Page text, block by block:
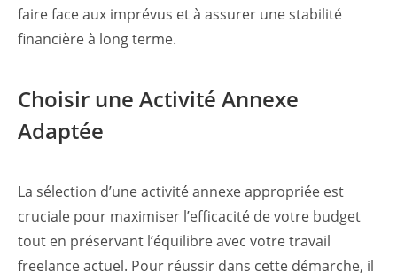
faire face aux imprévus et à assurer une stabilité
financière à long terme.
Choisir une Activité Annexe
Adaptée
La sélection d’une activité annexe appropriée est
cruciale pour maximiser l’efficacité de votre budget
tout en préservant l’équilibre avec votre travail
freelance actuel. Pour réussir dans cette démarche, il